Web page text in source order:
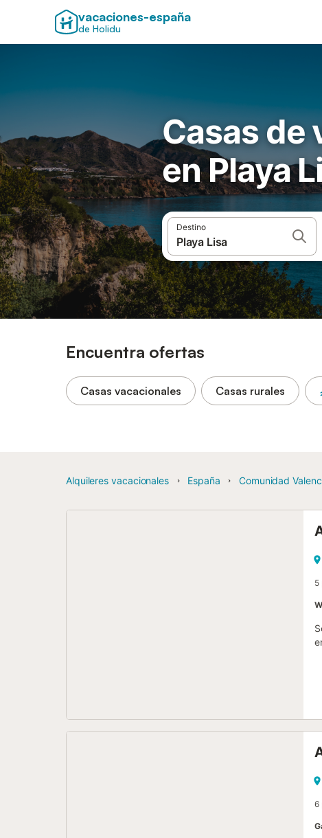
vacaciones-españa
de Holidu
Casas de
en Playa
Destino
Encuentra ofertas
Casas vacacionales Casas rurales
Alquileres vacacionales España Comunidad
5
6